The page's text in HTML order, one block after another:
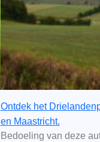
Ontdek het
en Maastricht.
Bedoeling van deze